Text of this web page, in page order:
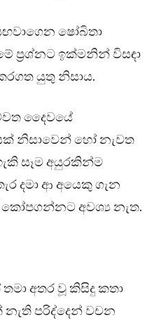
ෂෝබිතා
ප්‍රශ්නට ඉක්මනින් විසඳා
යුතු නිසාය.
දෛවයේ
නිසාවෙන් හෝ නැවත
සෑම අයුරකින්ම
දමා ආ අයෙකු ගැන
අවශ්‍ය නැත.
අතර වූ කිසිදු කතා
පරිද්දෙන් වචන